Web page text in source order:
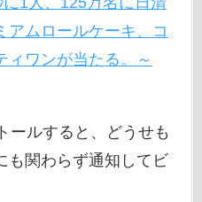
アムロールケーキ、コ
ィワンが当たる。～
ールすると、どうせも
も関わらず通知してビ